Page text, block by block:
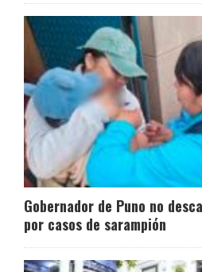
Gobernador de Puno no
por casos de sarampión